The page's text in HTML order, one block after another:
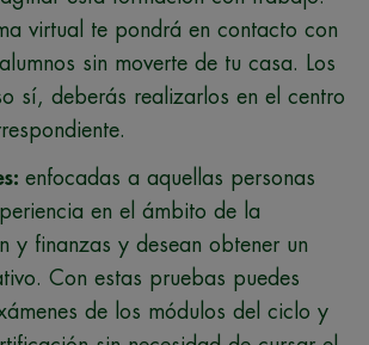
virtual te pondrá en contacto con
sin moverte de tu casa. Los
sí, deberás realizarlos en el centro
enfocadas a aquellas personas
en el ámbito de la
y finanzas y desean obtener un
Con estas pruebas puedes
de los módulos del ciclo y